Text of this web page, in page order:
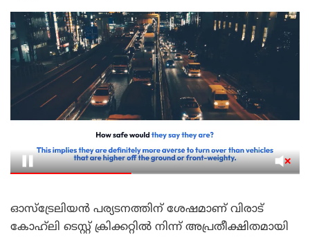
ഓസ്‌ട്രേലിയൻ പര്യടനത്തിന് ശേഷമാണ് വിരാട്
കോഹ്‌ലി ടെസ്റ്റ് ക്രിക്കറ്റിൽ നിന്ന് അപ്രതീക്ഷിതമായി